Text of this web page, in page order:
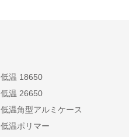
低温 18650
低温 26650
低温角型アルミケース
低温ポリマー